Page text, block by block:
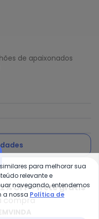
de apaixonados
com a nossa Política
OFF + frete grátis
compra
para melhorar sua
relevante e
navegando, entendemos
a nossa Política de